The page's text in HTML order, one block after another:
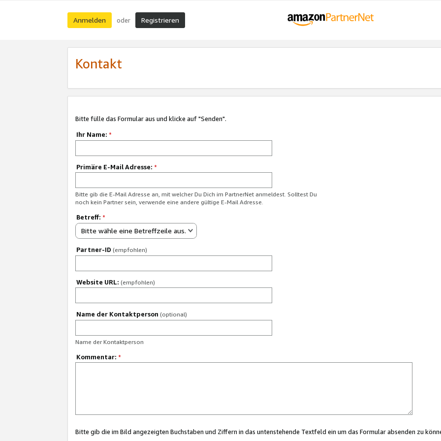
Anmelden oder Registrieren
Kontakt
Bitte fülle das Formular aus und klicke auf "Senden".
Ihr Name: *
Primäre E-Mail Adresse: *
Bitte gib die E-Mail Adresse an, mit welcher Du Dich im PartnerNet anmeldest. Solltest Du
noch kein Partner sein, verwende eine andere gültige E-Mail Adresse.
Betreff: *
Bitte wähle eine Betreffzeile aus.
Partner-ID (empfohlen)
Website URL: (empfohlen)
Name der Kontaktperson (optional)
Name der Kontaktperson
Kommentar: *
Bitte gib die im Bild angezeigten Buchstaben und Ziffern in das untenstehende Textfeld ein um das Formular absenden zu